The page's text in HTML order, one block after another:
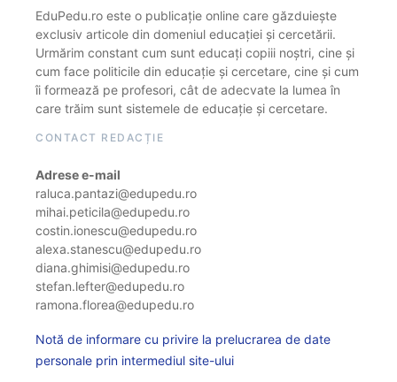
EduPedu.ro este o publicație online care găzduiește
exclusiv articole din domeniul educației și cercetării.
Urmărim constant cum sunt educați copiii noștri, cine și
cum face politicile din educație și cercetare, cine și cum
îi formează pe profesori, cât de adecvate la lumea în
care trăim sunt sistemele de educație și cercetare.
CONTACT REDACȚIE
Adrese e-mail
raluca.pantazi@edupedu.ro
mihai.peticila@edupedu.ro
costin.ionescu@edupedu.ro
alexa.stanescu@edupedu.ro
diana.ghimisi@edupedu.ro
stefan.lefter@edupedu.ro
ramona.florea@edupedu.ro
Notă de informare cu privire la prelucrarea de date
personale prin intermediul site-ului